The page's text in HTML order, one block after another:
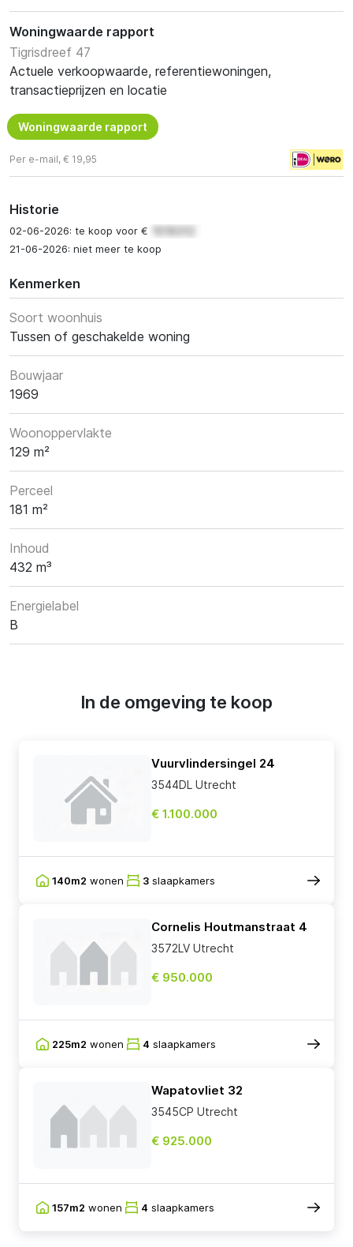
Woningwaarde rapport
Tigrisdreef 47
Actuele verkoopwaarde, referentiewoningen,
transactieprijzen en locatie
Woningwaarde rapport
Per e-mail, € 19,95
Historie
02-06-2026: te koop voor €
21-06-2026: niet meer te koop
Kenmerken
Soort woonhuis
Tussen of geschakelde woning
Bouwjaar
1969
Woonoppervlakte
129 m²
Perceel
181 m²
Inhoud
432 m³
Energielabel
B
In de omgeving te koop
Vuurvlindersingel 24
3544DL Utrecht
€ 1.100.000
140m2 wonen 3 slaapkamers
Cornelis Houtmanstraat 4
3572LV Utrecht
€ 950.000
225m2 wonen 4 slaapkamers
Wapatovliet 32
3545CP Utrecht
€ 925.000
157m2 wonen 4 slaapkamers